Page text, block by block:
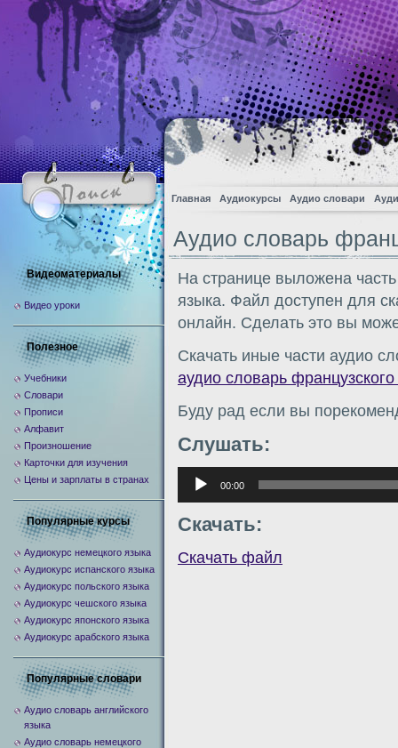
Главная Аудиокурсы Аудио словари
Аудио словарь
На странице выложена
языка. Файл доступен для
онлайн. Сделать это вы
Скачать иные части аудио
аудио словарь
Буду рад если вы
Слушать:
Аудиоплеер
00:00
Скачать:
Скачать файл
Видеоматериалы
Видео уроки
Полезное
Учебники
Словари
Прописи
Алфавит
Произношение
Карточки для изучения
Цены и зарплаты в странах
Популярные курсы
Аудиокурс немецкого языка
Аудиокурс испанского языка
Аудиокурс польского языка
Аудиокурс чешского языка
Аудиокурс японского языка
Аудиокурс арабского языка
Популярные словари
Аудио словарь английского
языка
Аудио словарь немецкого